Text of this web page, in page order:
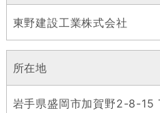
東野建設工業株式会社
所在地
岩手県盛岡市加賀野2-8-